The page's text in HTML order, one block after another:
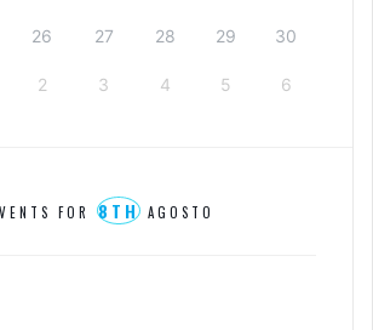
26 27 28 29 30
2 3 4 5 6
FOR 8TH AGOSTO